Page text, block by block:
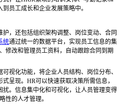
员工成长和企业发展策略中。
，还包括组织架构调整、岗位变动、合同
统通过统一的数据平台，实现员工信息的集
修改和管理员工资料，自动跟踪合同到期
化功能，将企业人员结构、岗位分布、
呈现。 HR可以快速获取决策所需信息，
。信息集中化和可视化，让人员管理变得
性的人才管理。